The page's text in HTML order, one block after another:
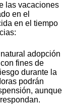
las vacaciones
en el
en el tiempo
adopción
fines de
durante la
podrán
aunque